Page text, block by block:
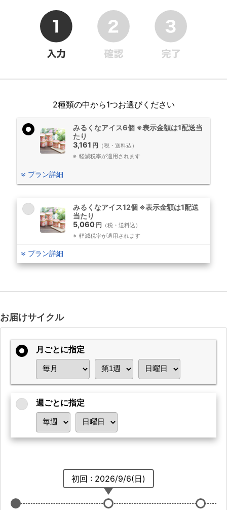
2種類の中から1つお選びください
みるくなアイス6個 ※表示金額は1配送当
たり
3,161 円
（税・送料込）
軽減税率が適用されます
プラン詳細
みるくなアイス12個 ※表示金額は1配送
当たり
5,060 円 （税・送料込）
軽減税率が適用されます
プラン詳細
お届けサイクル
月ごとに指定
週ごとに指定
初回 : 2026/9/6(日)